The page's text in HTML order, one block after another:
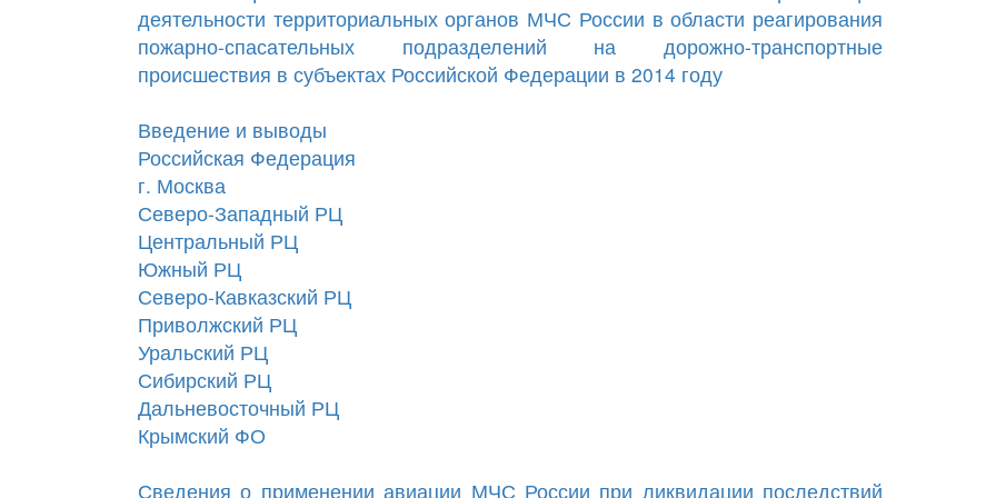
деятельности территориальных органов МЧС России в области реагирования
пожарно-спасательных подразделений на дорожно-транспортные
происшествия в субъектах Российской Федерации в 2014 году
Введение и выводы
Российская Федерация
г. Москва
Северо-Западный РЦ
Центральный РЦ
Южный РЦ
Северо-Кавказский РЦ
Приволжский РЦ
Уральский РЦ
Сибирский РЦ
Дальневосточный РЦ
Крымский ФО
Сведения о применении авиации МЧС России при ликвидации последствий